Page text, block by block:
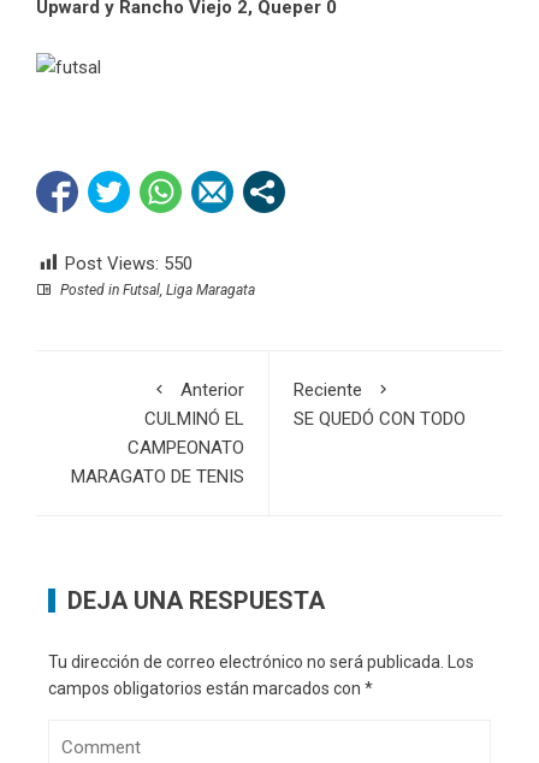
Upward y Rancho Viejo 2, Queper 0
Post Views: 550
Posted in Futsal Liga Maragata
Anterior
CULMINÓ EL
CAMPEONATO
MARAGATO DE TENIS
Reciente
SE QUEDÓ CON TODO
DEJA UNA RESPUESTA
Tu dirección de correo electrónico no será publicada. Los
campos obligatorios están marcados con *